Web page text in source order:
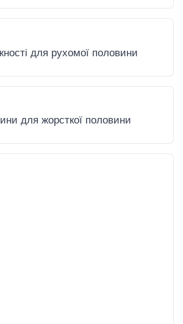
для рухомої половини
для жорсткої половини